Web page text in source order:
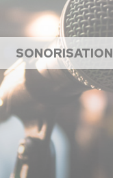
SONORISATION